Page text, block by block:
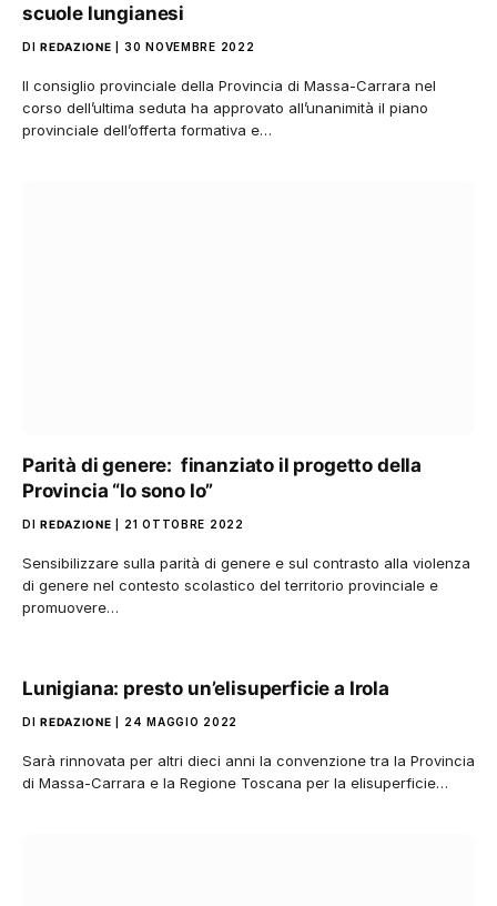
scuole lungianesi
DI REDAZIONE 30 NOVEMBRE 2022
Il consiglio provinciale della Provincia di Massa-Carrara nel
corso dell’ultima seduta ha approvato all’unanimità il piano
provinciale dell’offerta formativa e…
Parità di genere: finanziato il progetto della
Provincia “Io sono Io”
DI REDAZIONE 21 OTTOBRE 2022
Sensibilizzare sulla parità di genere e sul contrasto alla violenza
di genere nel contesto scolastico del territorio provinciale e
promuovere…
Lunigiana: presto un’elisuperficie a Irola
DI REDAZIONE 24 MAGGIO 2022
Sarà rinnovata per altri dieci anni la convenzione tra la Provincia
di Massa-Carrara e la Regione Toscana per la elisuperficie…